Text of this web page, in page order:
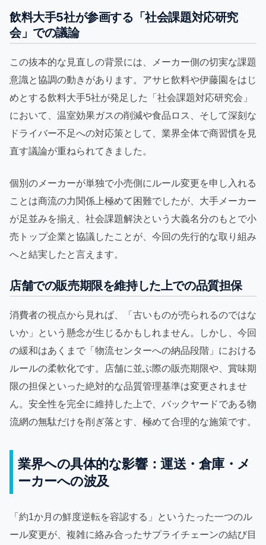
飲料大手5社が参画する「社会課題対応研究
会」での議論
この抜本的な見直しの背景には、メーカー側の切実な課題
意識と協調の動きがあります。アサヒ飲料や伊藤園をはじ
めとする飲料大手5社が発足した「社会課題対応研究会」
において、温室効果ガスの削減や食品ロス、そして深刻な
ドライバー不足への対応策として、業界全体で商習慣を見
直す議論が重ねられてきました。
個別のメーカーが単独で小売側にルール変更を申し入れる
ことは商流の力関係上極めて困難でしたが、大手メーカー
が足並みを揃え、社会課題解決という大義名分のもとで小
売トップ企業と協議したことが、今回の先行的な取り組み
へと結実したと言えます。
店舗での販売期限を維持した上での品質担保
消費者の視点から見れば、「古いものが売られるのではな
いか」という懸念が生じるかもしれません。しかし、今回
の緩和はあくまで「物流センターへの納品段階」における
ルールの柔軟化です。店舗に並ぶ際の販売期限や、賞味期
限の担保といった絶対的な品質管理基準は変更されませ
ん。安全性を完全に維持した上で、バックヤードである物
流網の無駄だけを削ぎ落とす、極めて合理的な施策です。
業界への具体的な影響：運送・倉庫・メ
ーカーへの波及
「約1か月の鮮度逆転を容認する」というたった一つのル
ール変更が、複雑に絡み合ったサプライチェーンの結び目